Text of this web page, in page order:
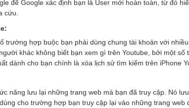
để Google xác định bạn là User mới hoàn toàn, từ đó
cứu.
trường hợp buộc bạn phải dùng chung tài khoản với
khác không biết bạn xem gì trên Youtube, bởi một
dành cho bạn chính là xóa lịch sử tìm kiếm trên iPhone
năng lưu lại những trang web mà bạn đã truy cập. Nó
cho trường hợp bạn truy cập lại vào những trang